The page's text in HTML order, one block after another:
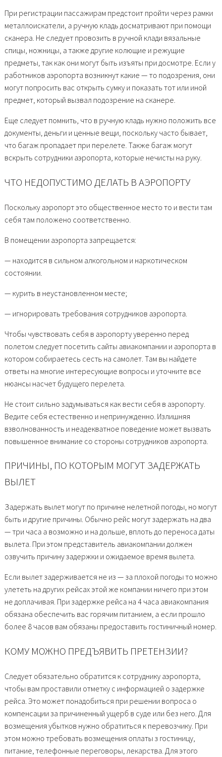
При регистрации пассажирам предстоит пройти через рамки
металлоискатели, а ручную кладь досматривают при помощи
сканера. Не следует провозить в ручной клади вязальные
спицы, ножницы, а также другие колющие и режущие
предметы, так как они могут быть изъяты при досмотре. Если у
работников аэропорта возникнут какие — то подозрения, они
могут попросить вас открыть сумку и показать тот или иной
предмет, который вызвал подозрение на сканере.
Еще следует помнить, что в ручную кладь нужно положить все
документы, деньги и ценные вещи, поскольку часто бывает,
что багаж пропадает при перелете. Также багаж могут
вскрыть сотрудники аэропорта, которые нечисты на руку.
ЧТО НЕДОПУСТИМО ДЕЛАТЬ В АЭРОПОРТУ
Поскольку аэропорт это общественное место то и вести там
себя там положено соответственно.
В помещении аэропорта запрещается:
— находится в сильном алкогольном и наркотическом
состоянии.
— курить в неустановленном месте;
— игнорировать требования сотрудников аэропорта.
Чтобы чувствовать себя в аэропорту уверенно перед
полетом следует посетить сайты авиакомпании и аэропорта в
котором собираетесь сесть на самолет. Там вы найдете
ответы на многие интересующие вопросы и уточните все
нюансы насчет будущего перелета.
Не стоит сильно задумываться как вести себя в аэропорту.
Ведите себя естественно и непринужденно. Излишняя
взволнованность и неадекватное поведение может вызвать
повышенное внимание со стороны сотрудников аэропорта.
ПРИЧИНЫ, ПО КОТОРЫМ МОГУТ ЗАДЕРЖАТЬ
ВЫЛЕТ
Задержать вылет могут по причине нелетной погоды, но могут
быть и другие причины. Обычно рейс могут задержать на два
— три часа а возможно и на дольше, вплоть до переноса даты
вылета. При этом представитель авиакомпании должен
озвучить причину задержки и ожидаемое время вылета.
Если вылет задерживается не из — за плохой погоды то можно
улететь на других рейсах этой же компании ничего при этом
не доплачивая. При задержке рейса на 4 часа авиакомпания
обязана обеспечить вас горячим питанием, а если прошло
более 8 часов вам обязаны предоставить гостиничный номер.
КОМУ МОЖНО ПРЕДЪЯВИТЬ ПРЕТЕНЗИИ?
Следует обязательно обратится к сотруднику аэропорта,
чтобы вам проставили отметку с информацией о задержке
рейса. Это может понадобиться при решении вопроса о
компенсации за причиненный ущерб в суде или без него. Для
возмещения убытков нужно обратиться к перевозчику. При
этом можно требовать возмещения оплаты з гостиницу,
питание, телефонные переговоры, лекарства. Для этого